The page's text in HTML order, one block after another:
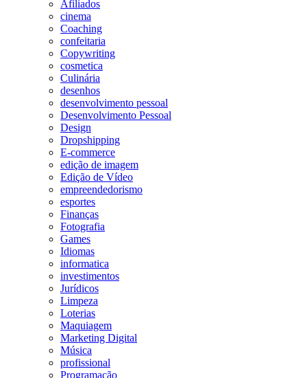
Afiliados
cinema
Coaching
confeitaria
Copywriting
cosmetica
Culinária
desenhos
desenvolvimento pessoal
Desenvolvimento Pessoal
Design
Dropshipping
E-commerce
edição de imagem
Edição de Vídeo
empreendedorismo
esportes
Finanças
Fotografia
Games
Idiomas
informatica
investimentos
Jurídicos
Limpeza
Loterias
Maquiagem
Marketing Digital
Música
profissional
Programação